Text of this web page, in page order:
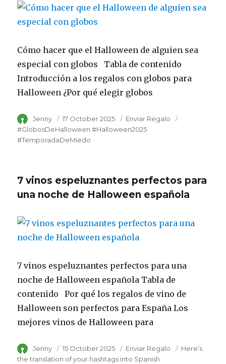
Cómo hacer que el Halloween de alguien sea
especial con globos Tabla de contenido
Introducción a los regalos con globos para
Halloween ¿Por qué elegir globos
Author
Jenny
Posted
on
17 October 2025 Category
Enviar Regalo
#GlobosDeHalloween #Halloween2025
#TemporadaDeMiedo
7 vinos espeluznantes perfectos para
una noche de Halloween española
7 vinos espeluznantes perfectos para una
noche de Halloween española Tabla de
contenido Por qué los regalos de vino de
Halloween son perfectos para España Los
mejores vinos de Halloween para
Author
Jenny
Posted
on
15 October 2025 Category
Enviar Regalo Tags
Here’s
the translation of your hashtags into Spanish: